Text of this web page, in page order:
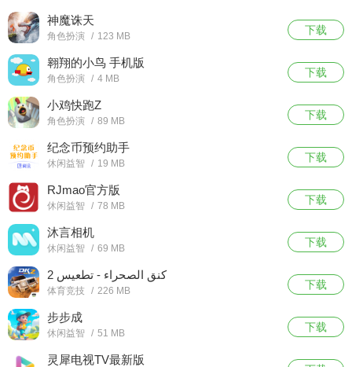
神魔诛天
角色扮演 / 123 MB 下载
翱翔的小鸟 手机版
角色扮演 / 4 MB 下载
小鸡快跑Z
角色扮演 / 89 MB 下载
纪念币预约助手
休闲益智 / 19 MB 下载
RJmao官方版
休闲益智 / 78 MB 下载
沐言相机
休闲益智 / 69 MB 下载
كنق الصحراء - تطعيس 2
体育竞技 / 226 MB 下载
步步成
休闲益智 / 51 MB 下载
灵犀电视TV最新版